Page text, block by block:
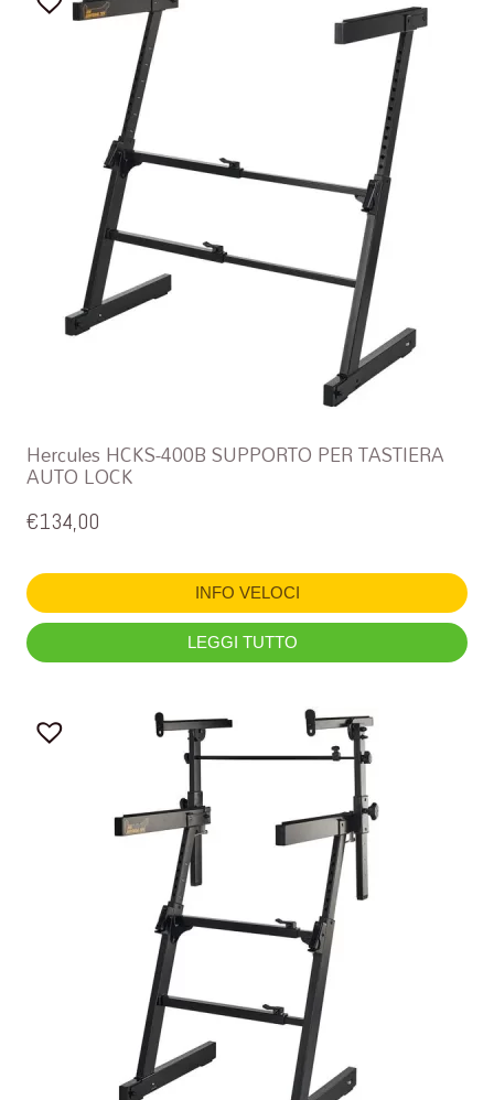
Hercules HCKS-400B SUPPORTO PER TASTIERA
AUTO LOCK
€134,00
INFO VELOCI
LEGGI TUTTO